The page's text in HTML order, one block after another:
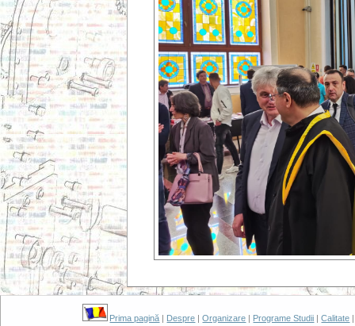
Prima pagină | Despre |Organizare | Programe Studii |Calitate